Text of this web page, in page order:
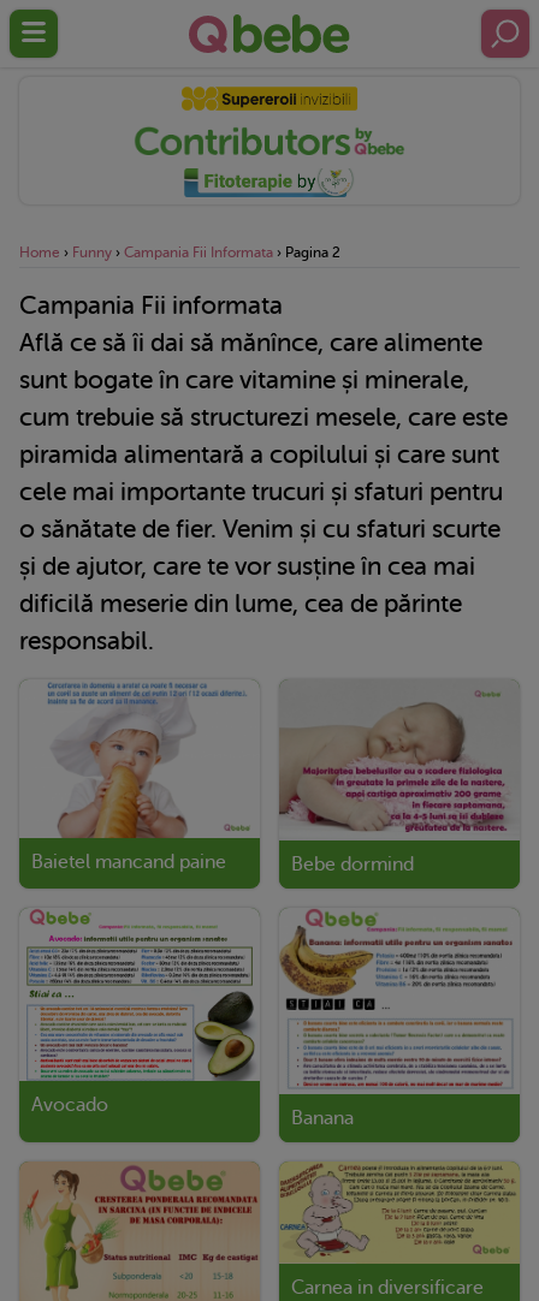
Home › Funny › Campania Fii Informata › Pagina 2
Campania Fii informata
Află ce să îi dai să mănînce, care alimente
sunt bogate în care vitamine și minerale,
cum trebuie să structurezi mesele, care este
piramida alimentară a copilului și care sunt
cele mai importante trucuri și sfaturi pentru
o sănătate de fier. Venim și cu sfaturi scurte
și de ajutor, care te vor susține în cea mai
dificilă meserie din lume, cea de părinte
responsabil.
Baietel mancand paine Bebe dormind
Avocado
Banana
Carnea in diversificare